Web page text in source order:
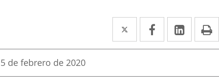
Twitter
Enlace
a
aplicación
Facebook
Enlace
a
aplicación
Enlace
a
Fecha
la
5 de febrero de 2020